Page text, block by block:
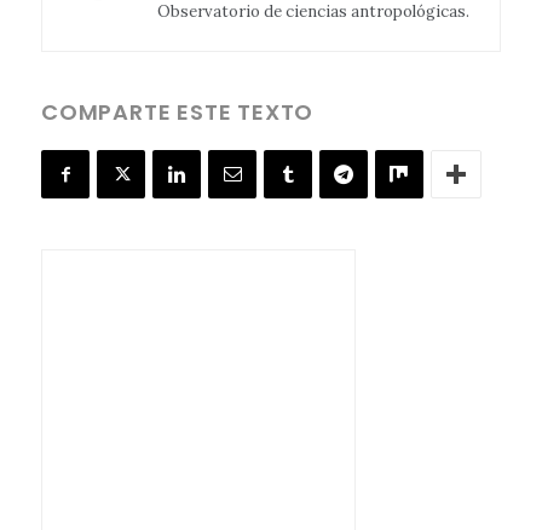
Observatorio de ciencias antropológicas.
COMPARTE ESTE TEXTO